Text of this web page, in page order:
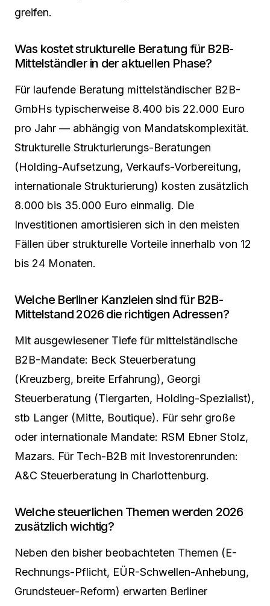
greifen.
Was kostet strukturelle Beratung für B2B-
Mittelständler in der aktuellen Phase?
Für laufende Beratung mittelständischer B2B-
GmbHs typischerweise 8.400 bis 22.000 Euro
pro Jahr — abhängig von Mandatskomplexität.
Strukturelle Strukturierungs-Beratungen
(Holding-Aufsetzung, Verkaufs-Vorbereitung,
internationale Strukturierung) kosten zusätzlich
8.000 bis 35.000 Euro einmalig. Die
Investitionen amortisieren sich in den meisten
Fällen über strukturelle Vorteile innerhalb von 12
bis 24 Monaten.
Welche Berliner Kanzleien sind für B2B-
Mittelstand 2026 die richtigen Adressen?
Mit ausgewiesener Tiefe für mittelständische
B2B-Mandate: Beck Steuerberatung
(Kreuzberg, breite Erfahrung), Georgi
Steuerberatung (Tiergarten, Holding-Spezialist),
stb Langer (Mitte, Boutique). Für sehr große
oder internationale Mandate: RSM Ebner Stolz,
Mazars. Für Tech-B2B mit Investorenrunden:
A&C Steuerberatung in Charlottenburg.
Welche steuerlichen Themen werden 2026
zusätzlich wichtig?
Neben den bisher beobachteten Themen (E-
Rechnungs-Pflicht, EÜR-Schwellen-Anhebung,
Grundsteuer-Reform) erwarten Berliner